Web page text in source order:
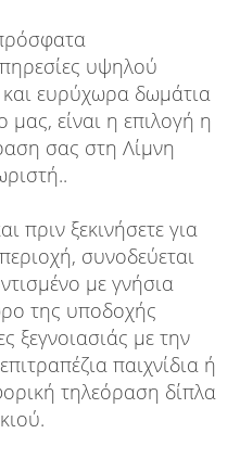
υψηλού
και ευρύχωρα δωμάτια
μας, είναι η επιλογή η
σας στη Λίμνη
πριν ξεκινήσετε για
συνοδεύεται
με γνήσια
της υποδοχής
ξεγνοιασιάς με την
παιχνίδια ή
τηλεόραση δίπλα